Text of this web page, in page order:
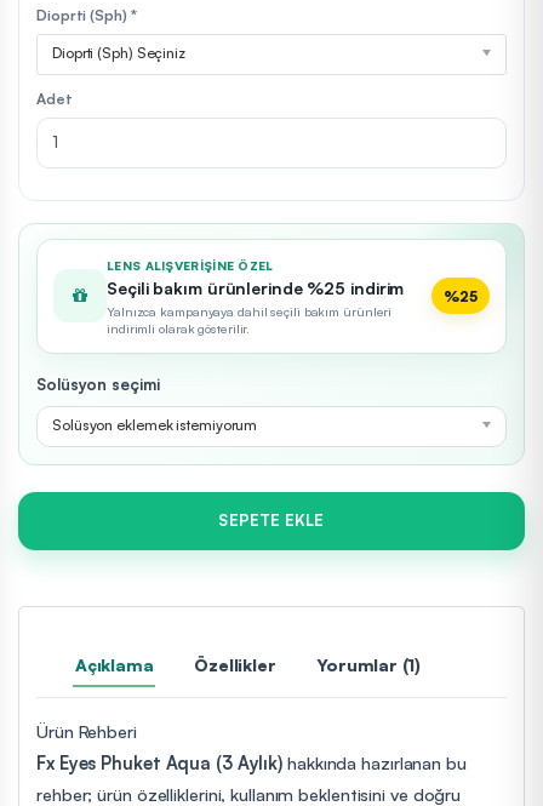
Dioprti (Sph) *
Dioprti (Sph) Seçiniz
Adet
LENS ALIŞVERIŞINE ÖZEL
Seçili bakım ürünlerinde %25 indirim
Yalnızca kampanyaya dahil seçili bakım ürünleri
indirimli olarak gösterilir.
%25
Solüsyon seçimi
Solüsyon eklemek istemiyorum
SEPETE EKLE
Açıklama Özellikler Yorumlar (1)
Ürün Rehberi
Fx Eyes Phuket Aqua (3 Aylık) hakkında hazırlanan bu
rehber; ürün özelliklerini, kullanım beklentisini ve doğru